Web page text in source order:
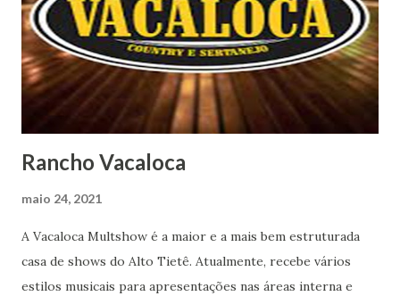
Rancho Vacaloca
maio 24, 2021
A Vacaloca Multshow é a maior e a mais bem estruturada
casa de shows do Alto Tietê. Atualmente, recebe vários
estilos musicais para apresentações nas áreas interna e